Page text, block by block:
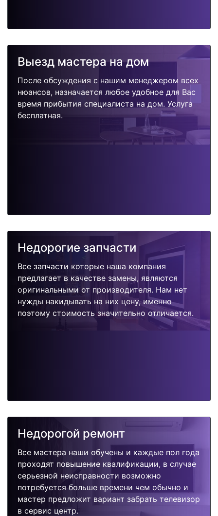
Выезд мастера на дом
После обсуждения с нашим менеджером всех
нюансов, назначается любое удобное для Вас
время прибытия специалиста на дом. Услуга
бесплатная.
Недорогие запчасти
Все запчасти которые наша компания
предлагает в качестве замены, являются
оригинальными от производителя. Нам нет
нужды накидывать на них цену, именно
поэтому стоимость значительно отличается.
Недорогой ремонт
Все мастера наши обучены и каждые пол года
проходят повышение квалификации, в случае
серьезной неисправности возможно
потребуется больше времени чем обычно и
мастер предложит вариант забрать телевизор
в сервис центр.